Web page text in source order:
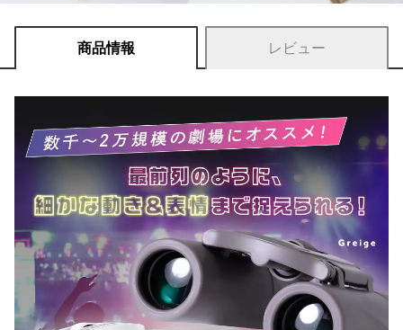
商品情報 レビュー